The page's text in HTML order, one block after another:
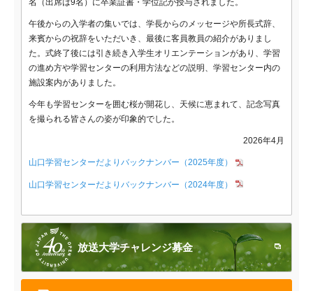
名（出席は9名）に卒業証書・学位記が授与されました。
午後からの入学者の集いでは、学長からのメッセージや所長式辞、
来賓からの祝辞をいただいき、最後に客員教員の紹介がありまし
た。式終了後には引き続き入学生オリエンテーションがあり、学習
の進め方や学習センターの利用方法などの説明、学習センター内の
施設案内がありました。
今年も学習センターを囲む桜が開花し、天候に恵まれて、記念写真
を撮られる皆さんの姿が印象的でした。
2026年4月
山口学習センターだよりバックナンバー（2025年度）
山口学習センターだよりバックナンバー（2024年度）
放送大学チャレンジ募金